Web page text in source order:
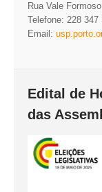
RELATÓRIO E
INVENTÁRIO
FUNDO DE APOIO
SUBVENÇÕES
SERVIÇOS
Rua Vale
Telefone: 228 347
Email:
Edital de
das